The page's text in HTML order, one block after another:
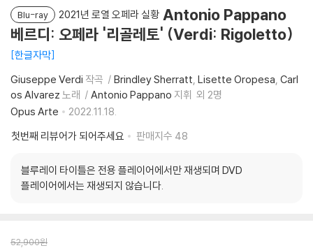
Blu-ray 2021년 로열 오페라 실황 Antonio Pappano
베르디: 오페라 '리골레토' (Verdi: Rigoletto)
한글자막
Giuseppe Verdi 작곡 Brindley Sherratt Lisette Oropesa Carl
os Alvarez 노래 Antonio Pappano 지휘 외 2명
Opus Arte
2022.11.18.
첫번째 리뷰어가 되어주세요
판매지수 48
블루레이 타이틀은 전용 플레이어에서만 재생되며 DVD
플레이어에서는 재생되지 않습니다.
52,900원